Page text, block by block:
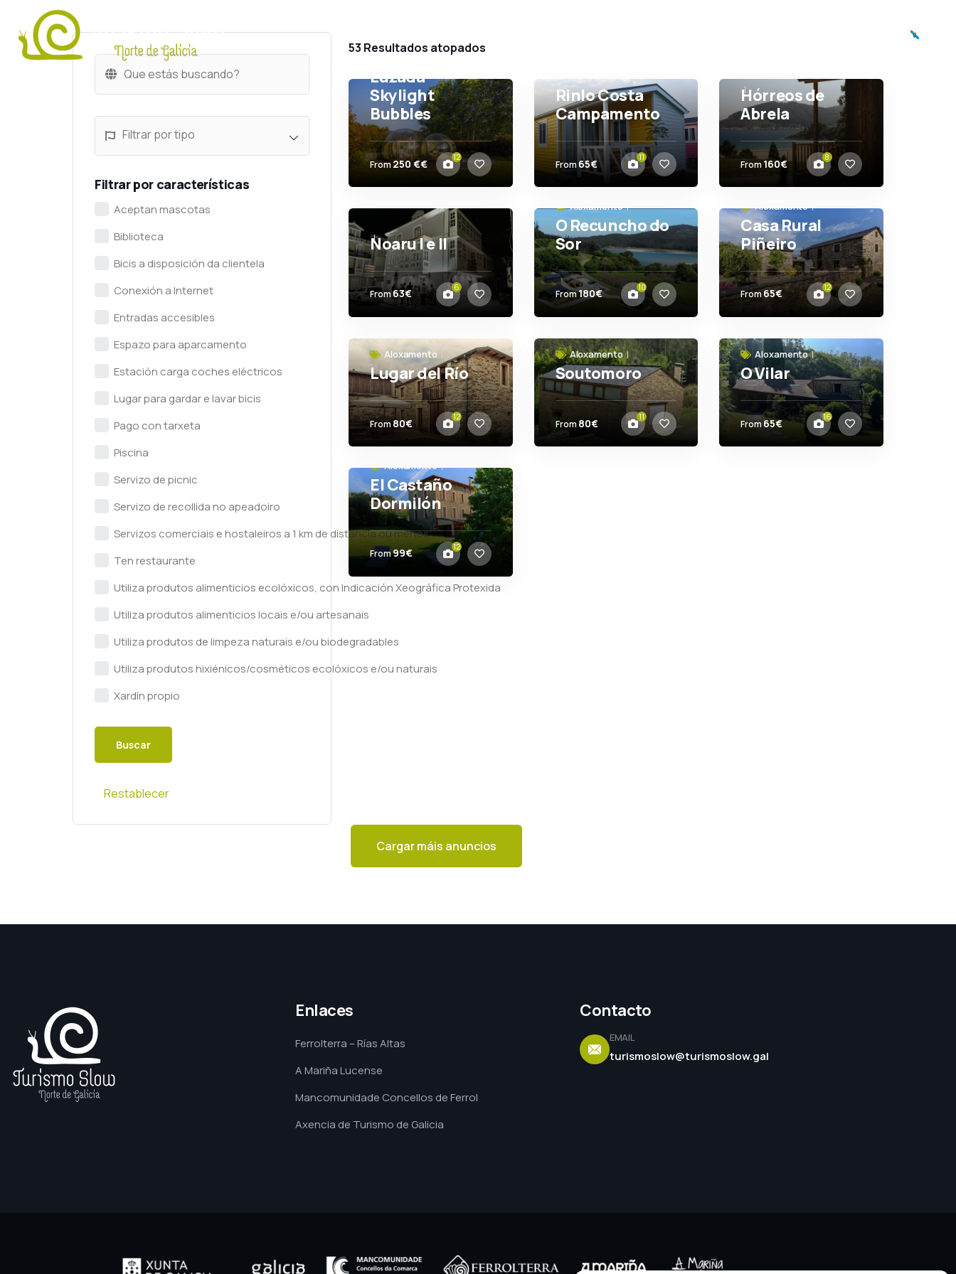
Filtrar por tipo
Filtrar por características
Aceptan mascotas
Biblioteca
Bicis a disposición da clientela
Conexión a Internet
Entradas accesibles
Espazo para aparcamento
Estación carga coches eléctricos
Lugar para gardar e lavar bicis
Pago con tarxeta
Piscina
Servizo de picnic
Servizo de recollida no apeadoiro
Servizos comerciais e hostaleiros a 1 km de distancia ou menos
Ten restaurante
Utiliza produtos alimenticios ecolóxicos, con Indicación Xeográfica Protexida
Utiliza produtos alimenticios locais e/ou artesanais
Utiliza produtos de limpeza naturais e/ou biodegradables
Utiliza produtos hixiénicos/cosméticos ecolóxicos e/ou naturais
Xardín propio
Restablecer
53 Resultados atopados
Luzada
Skylight
Bubbles
Xove
From250 €€ 12
Rinlo Costa
Campamento
From 65€ 11
Hórreos de
Abrela
O Vicedo
From160€ 8
Noaru I e II
Ares
From63€ 6
Aloxamento
O Recuncho do
Sor
Mañón
From180€ 10
Aloxamento
Casa Rural
Piñeiro
Monfero
From65€ 12
Aloxamento
Lugar del Río
Ortigueira
From80€ 12
Aloxamento
Soutomoro
Ortigueira
From 80€ 11
Aloxamento
O Vilar
Ortigueira 15349 (A
Coruña)
From65€ 16
Aloxamento
El Castaño
Dormilón
Ortigueira
From99€ 12
Cargar máis anuncios
Enlaces
Ferrolterra – Rías Altas
A Mariña Lucense
Mancomunidade Concellos de Ferrol
Axencia de Turismo de Galicia
Contacto
EMAIL
turismoslow@turismoslow.gal